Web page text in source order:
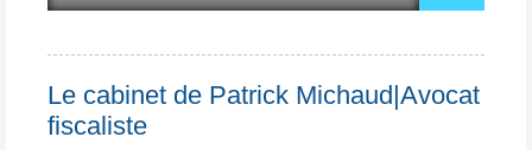
Le cabinet de Patrick Michaud|Avocat
fiscaliste